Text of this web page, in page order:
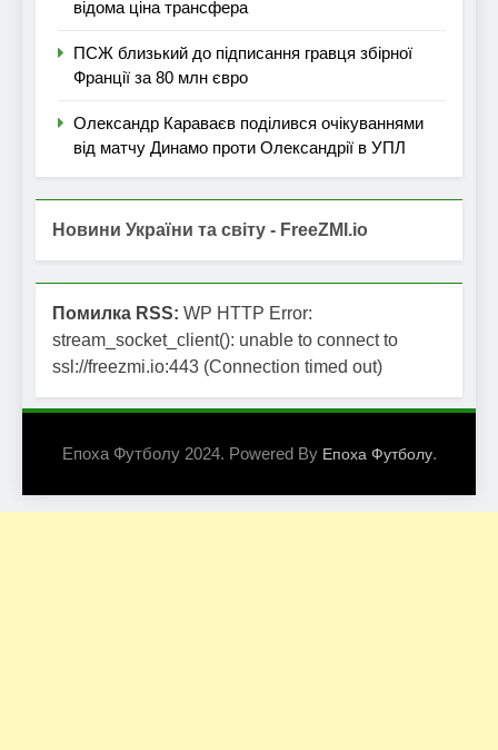
відома ціна трансфера
ПСЖ близький до підписання гравця збірної
Франції за 80 млн євро
Олександр Караваєв поділився очікуваннями
від матчу Динамо проти Олександрії в УПЛ
Новини України та світу - FreeZMI.io
Помилка RSS: WP HTTP Error:
stream_socket_client(): unable to connect to
ssl://freezmi.io:443 (Connection timed out)
Епоха Футболу 2024. Powered By Епоха Футболу.